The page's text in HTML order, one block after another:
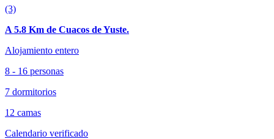
(3)
A 5.8 Km de Cuacos de Yuste.
Alojamiento entero
8 - 16 personas
7 dormitorios
12 camas
Calendario verificado